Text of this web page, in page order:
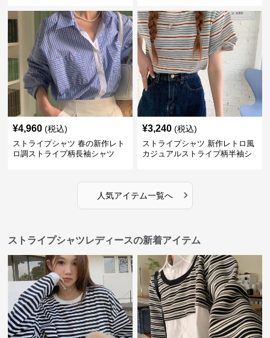
¥4,960 (税込)
ストライプシャツ 春の新作レト
ロ調ストライプ柄長袖シャツ
¥3,240 (税込)
ストライプシャツ 新作レトロ風
カジュアルストライプ柄半袖シ
人気アイテム一覧へ ›
ストライプシャツレディースの新着アイテム